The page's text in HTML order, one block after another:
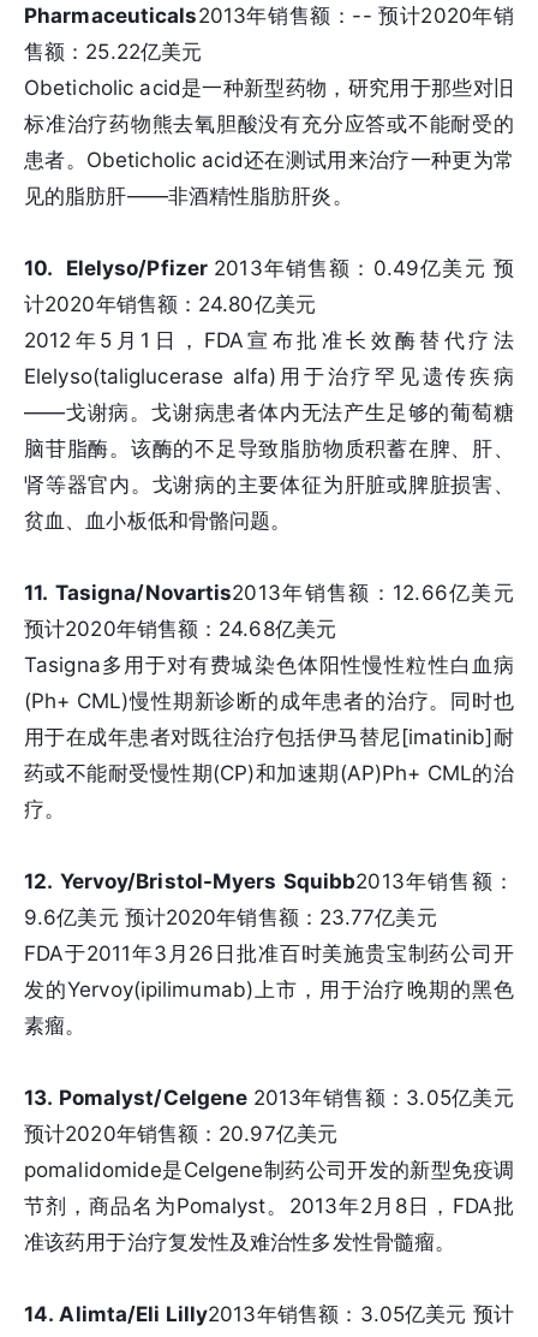
Pharmaceuticals2013年销售额：-- 预计2020年销
售额：25.22亿美元
Obeticholic acid是一种新型药物，研究用于那些对旧
标准治疗药物熊去氧胆酸没有充分应答或不能耐受的
患者。Obeticholic acid还在测试用来治疗一种更为常
见的脂肪肝——非酒精性脂肪肝炎。
10. Elelyso/Pfizer 2013年销售额：0.49亿美元 预
计2020年销售额：24.80亿美元
2012年5月1日，FDA宣布批准长效酶替代疗法
Elelyso(taliglucerase alfa)用于治疗罕见遗传疾病
——戈谢病。戈谢病患者体内无法产生足够的葡萄糖
脑苷脂酶。该酶的不足导致脂肪物质积蓄在脾、肝、
肾等器官内。戈谢病的主要体征为肝脏或脾脏损害、
贫血、血小板低和骨骼问题。
11. Tasigna/Novartis2013年销售额：12.66亿美元
预计2020年销售额：24.68亿美元
Tasigna多用于对有费城染色体阳性慢性粒性白血病
(Ph+ CML)慢性期新诊断的成年患者的治疗。同时也
用于在成年患者对既往治疗包括伊马替尼[imatinib]耐
药或不能耐受慢性期(CP)和加速期(AP)Ph+ CML的治
疗。
12. Yervoy/Bristol-Myers Squibb2013年销售额：
9.6亿美元 预计2020年销售额：23.77亿美元
FDA于2011年3月26日批准百时美施贵宝制药公司开
发的Yervoy(ipilimumab)上市，用于治疗晚期的黑色
素瘤。
13. Pomalyst/Celgene 2013年销售额：3.05亿美元
预计2020年销售额：20.97亿美元
pomalidomide是Celgene制药公司开发的新型免疫调
节剂，商品名为Pomalyst。2013年2月8日，FDA批
准该药用于治疗复发性及难治性多发性骨髓瘤。
14. Alimta/Eli Lilly2013年销售额：3.05亿美元 预计